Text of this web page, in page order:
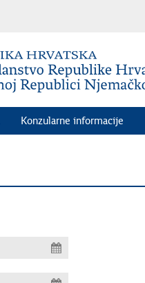
Konzularne informacije